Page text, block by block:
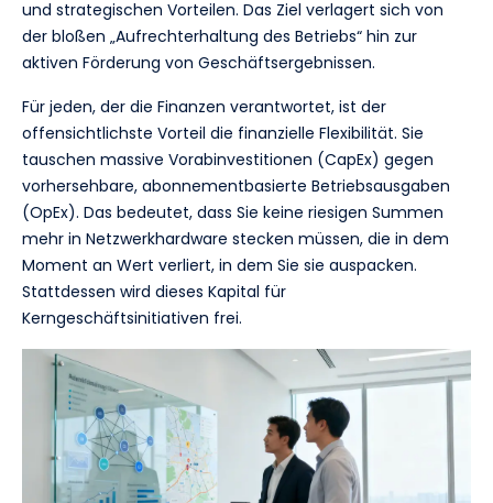
und strategischen Vorteilen. Das Ziel verlagert sich von
der bloßen „Aufrechterhaltung des Betriebs“ hin zur
aktiven Förderung von Geschäftsergebnissen.
Für jeden, der die Finanzen verantwortet, ist der
offensichtlichste Vorteil die finanzielle Flexibilität. Sie
tauschen massive Vorabinvestitionen (CapEx) gegen
vorhersehbare, abonnementbasierte Betriebsausgaben
(OpEx). Das bedeutet, dass Sie keine riesigen Summen
mehr in Netzwerkhardware stecken müssen, die in dem
Moment an Wert verliert, in dem Sie sie auspacken.
Stattdessen wird dieses Kapital für
Kerngeschäftsinitiativen frei.